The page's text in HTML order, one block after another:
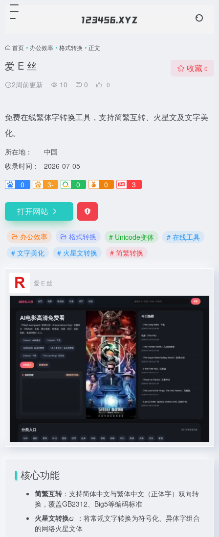
首页 • 办公效率 • 格式转换 • 正文
爱 E 丝
2周前更新 10 0 0
收藏 0
免费在线繁体字转换工具，支持简繁互转、火星文及文字美
化。
所在地：
中国
收录时间：
2026-07-05
0
3- 0 0 3
打开网站
办公效率 格式转换 # Unicode变体
# 在线工具
# 文字美化
# 火星文转换 # 简繁转换
爱 E 丝
核心功能
简繁互转 ：支持简体中文与繁体中文（正体字）双向转
换，覆盖GB2312、Big5等编码标准
火星文转换
：将常规文字转换为符号化、异体字组合
的网络火星文体